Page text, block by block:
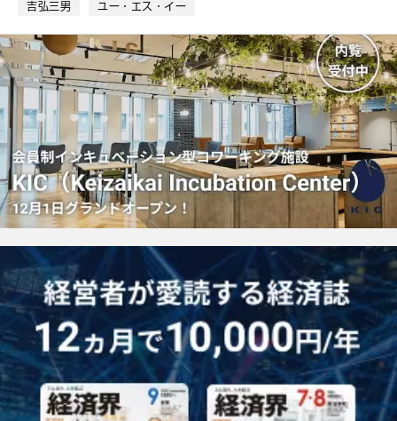
ー
ク
吉弘三男 ユー・エス・イー